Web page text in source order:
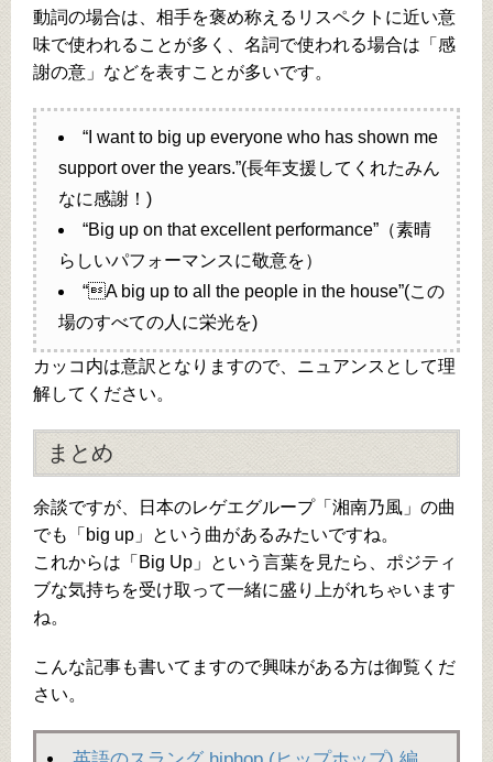
動詞の場合は、相手を褒め称えるリスペクトに近い意
味で使われることが多く、名詞で使われる場合は「感
謝の意」などを表すことが多いです。
“I want to big up everyone who has shown me
support over the years.”(長年支援してくれたみん
なに感謝！)
“Big up on that excellent performance”（素晴
らしいパフォーマンスに敬意を）
“A big up to all the people in the house”(この
場のすべての人に栄光を)
カッコ内は意訳となりますので、ニュアンスとして理
解してください。
まとめ
余談ですが、日本のレゲエグループ「湘南乃風」の曲
でも「big up」という曲があるみたいですね。
これからは「Big Up」という言葉を見たら、ポジティ
ブな気持ちを受け取って一緒に盛り上がれちゃいます
ね。
こんな記事も書いてますので興味がある方は御覧くだ
さい。